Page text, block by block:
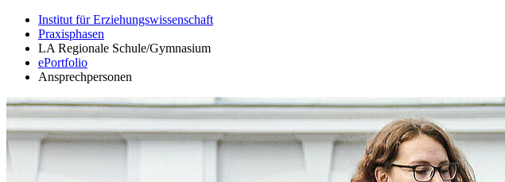
Institut für Erziehungswissenschaft
Praxisphasen
LA Regionale Schule/Gymnasium
ePortfolio
Ansprechpersonen